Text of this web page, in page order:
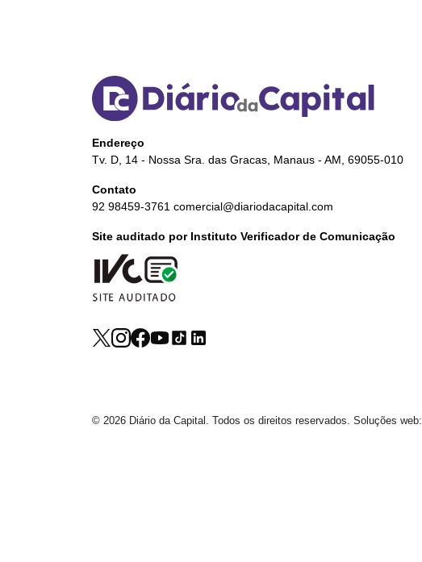
Endereço
Tv. D, 14 - Nossa Sra. das Gracas, Manaus - AM, 69055-010
Contato
92 98459-3761 comercial@diariodacapital.com
Site auditado por Instituto Verificador de Comunicação
© 2026 Diário da Capital. Todos os direitos reservados. Soluções web: